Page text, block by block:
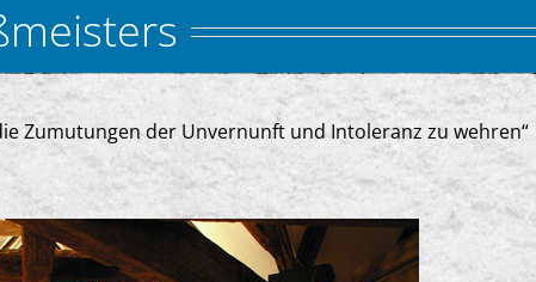
Zumutungen der Unvernunft und Intoleranz zu wehren“